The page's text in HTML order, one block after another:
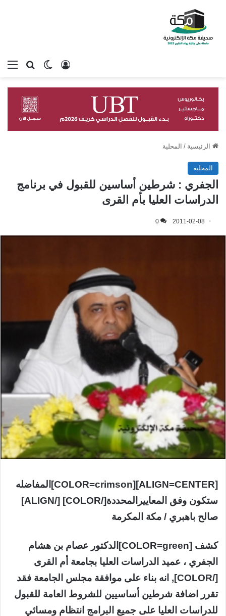
بحثالوضع
تسجيل الدخول
الرئيسية / المحلية
المحلية
الجفري : شرطين أساسين للقبول في برنامج
الدراسات العليا بأم القرى
2011-02-08
0
[ALIGN=CENTER][COLOR=crimson]المفاضله
ستكون وفق المعاييرالمحددة[/COLOR] [/ALIGN]
صالح باهبري / مكة المكرمة
كشف [COLOR=green]الدكتور عصام بن هشام
الجفري ، عميد الدراسات العليا بجامعة أم القرى
[/COLOR], انه بناء على موافقة مجلس الجامعة فقد
تقرر اضافة شرطين أساسيين للشروط العامة للقبول
للدراسات العليا على جميع البرامج انتظام ومسائي